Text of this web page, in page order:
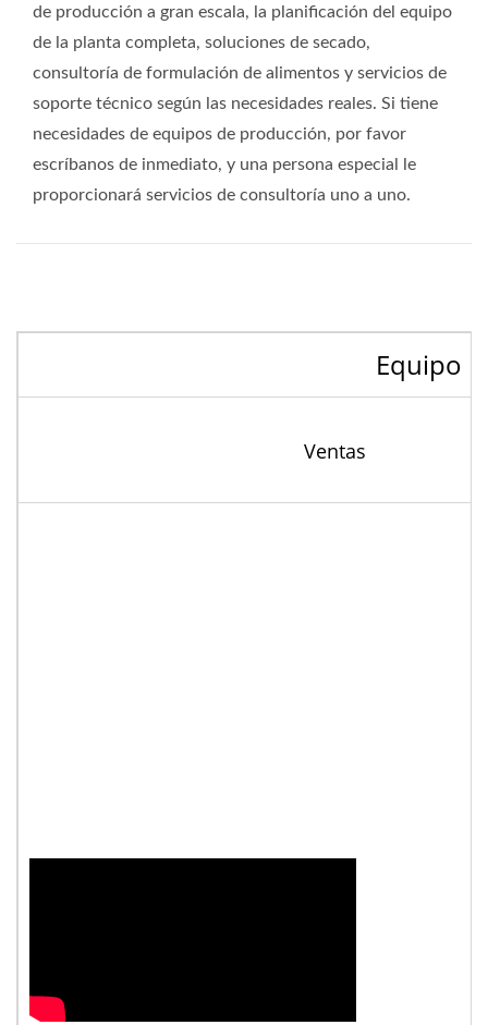
de producción a gran escala, la planificación del equipo
de la planta completa, soluciones de secado,
consultoría de formulación de alimentos y servicios de
soporte técnico según las necesidades reales. Si tiene
necesidades de equipos de producción, por favor
escríbanos de inmediato, y una persona especial le
proporcionará servicios de consultoría uno a uno.
Equipo
Ventas